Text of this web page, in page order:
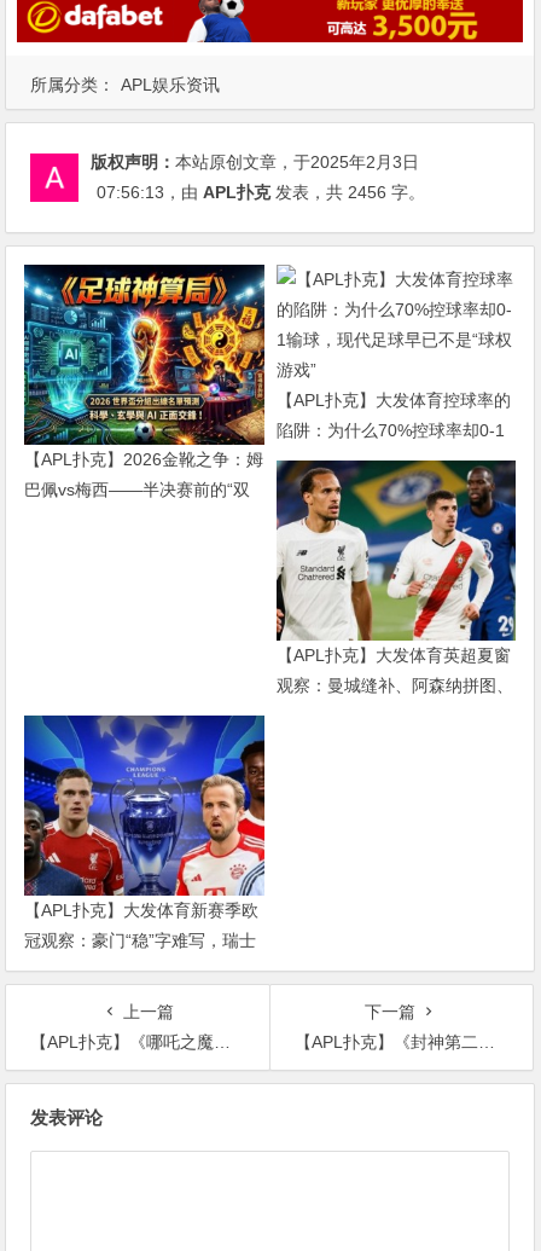
所属分类： APL娱乐资讯
版权声明：本站原创文章，于2025年2月3日
07:56:13 ，由APL扑克发表，共 2456 字。
【APL扑克】2026金靴之争：姆
巴佩vs梅西——半决赛前的“双
【APL扑克】大发体育控球率的
陷阱：为什么70%控球率却0-1
输球，现代足球早已不是“球权
游戏”
【APL扑克】大发体育英超夏窗
观察：曼城缝补、阿森纳拼图、
【APL扑克】大发体育新赛季欧
冠观察：豪门“稳”字难写，瑞士
轮赛制让每一场都变成生死
上一篇
【APL扑克】《哪吒之魔童闹海》：五年之期已到 请哪吒归位！
下一篇
【APL扑克】《封神第二部》的10个隐藏细节，你发现了吗？
发表评论